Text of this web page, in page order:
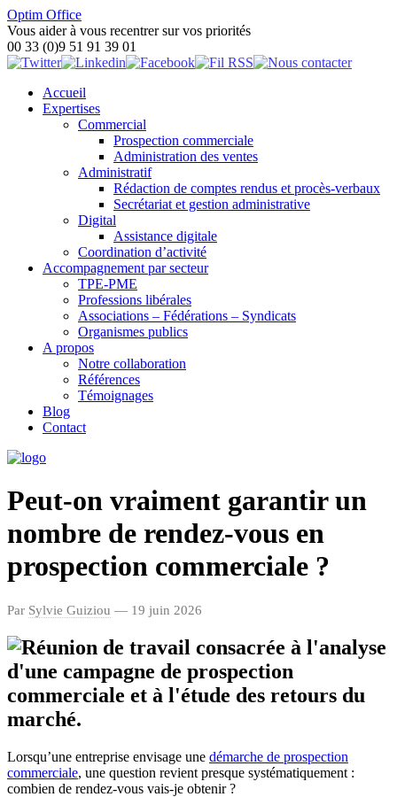
Optim Office
Vous aider à vous recentrer sur vos priorités
00 33 (0)9 51 91 39 01
Accueil
Expertises
Commercial
Prospection commerciale
Administration des ventes
Administratif
Rédaction de comptes rendus et procès-verbaux
Secrétariat et gestion administrative
Digital
Assistance digitale
Coordination d’activité
Accompagnement par secteur
TPE-PME
Professions libérales
Associations – Fédérations – Syndicats
Organismes publics
A propos
Notre collaboration
Références
Témoignages
Blog
Contact
Peut-on vraiment garantir un
nombre de rendez-vous en
prospection commerciale ?
Par Sylvie Guiziou — 19 juin 2026
Lorsqu’une entreprise envisage une démarche de prospection
commerciale, une question revient presque systématiquement :
combien de rendez-vous vais-je obtenir ?